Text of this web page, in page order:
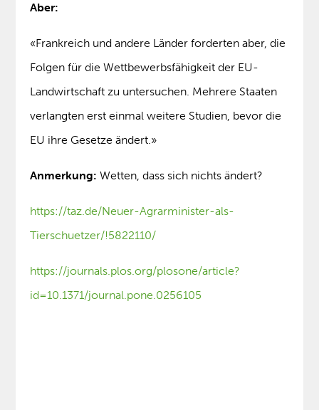
Aber:
«Frankreich und andere Länder forderten aber, die
Folgen für die Wettbewerbsfähigkeit der EU-
Landwirtschaft zu untersuchen. Mehrere Staaten
verlangten erst einmal weitere Studien, bevor die
EU ihre Gesetze ändert.»
Anmerkung: Wetten, dass sich nichts ändert?
https://taz.de/Neuer-Agrarminister-als-
Tierschuetzer/!5822110/
https://journals.plos.org/plosone/article?
id=10.1371/journal.pone.0256105